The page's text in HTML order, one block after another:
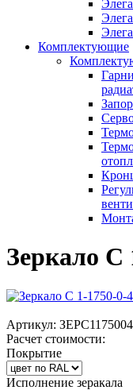
Комплектующие
Зеркало С
Артикул:
Расчет стоимости:
Покрытие
Исполнение зеракала